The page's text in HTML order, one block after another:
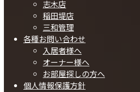
志木店
稲田堤店
三和管理
各種お問い合わせ
入居者様へ
オーナー様へ
お部屋探しの方へ
個人情報保護方針